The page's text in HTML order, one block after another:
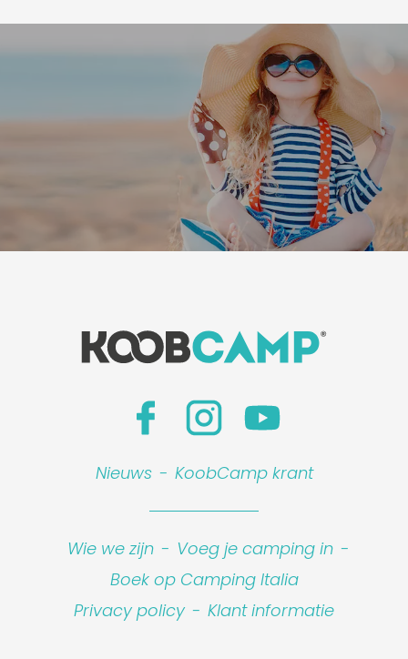
Nieuws - KoobCamp krant
Wie we zijn - Voeg je camping in -
Boek op Camping Italia
Privacy policy - Klant informatie